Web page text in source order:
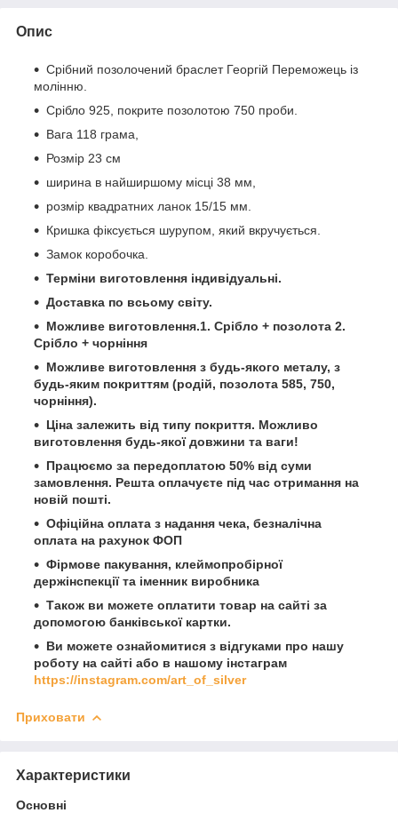
Опис
Срібний позолочений браслет Георгій Переможець із
молінню.
Срібло 925, покрите позолотою 750 проби.
Вага 118 грама,
Розмір 23 см
ширина в найширшому місці 38 мм,
розмір квадратних ланок 15/15 мм.
Кришка фіксується шурупом, який вкручується.
Замок коробочка.
Терміни виготовлення індивідуальні.
Доставка по всьому світу.
Можливе виготовлення.1. Срібло + позолота 2.
Срібло + чорніння
Можливе виготовлення з будь-якого металу, з
будь-яким покриттям (родій, позолота 585, 750,
чорніння).
Ціна залежить від типу покриття. Можливо
виготовлення будь-якої довжини та ваги!
Працюємо за передоплатою 50% від суми
замовлення. Решта оплачуєте під час отримання на
новій пошті.
Офіційна оплата з надання чека, безналічна
оплата на рахунок ФОП
Фірмове пакування, клеймопробірної
держінспекції та іменник виробника
Також ви можете оплатити товар на сайті за
допомогою банківської картки.
Ви можете ознайомитися з відгуками про нашу
роботу на сайті або в нашому інстаграм
https://instagram.com/art_of_silver
Приховати
Характеристики
Основні